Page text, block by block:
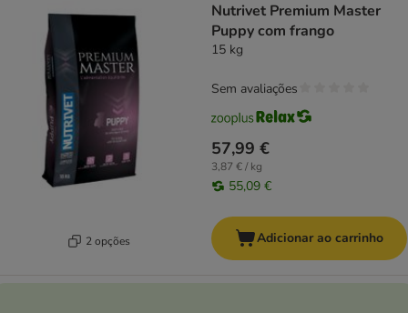
2 opções
Nutrivet Premium Master
Puppy com frango
15 kg
57,99 €
3,87 € / kg
55,09 €
Sem avaliações
Adicionar ao carrinho